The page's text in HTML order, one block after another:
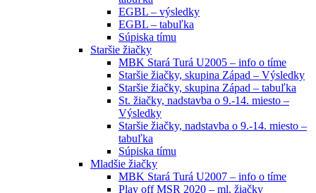
EGBL – výsledky
EGBL – tabuľka
Súpiska tímu
Staršie žiačky
MBK Stará Turá U2005 – info o tíme
Staršie žiačky, skupina Západ – Výsledky
Staršie žiačky, skupina Západ – tabuľka
St. žiačky, nadstavba o 9.-14. miesto –
Výsledky
Staršie žiačky, nadstavba o 9.-14. miesto –
tabuľka
Súpiska tímu
Mladšie žiačky
MBK Stará Turá U2007 – info o tíme
Play off MSR 2020 – ml. žiačky